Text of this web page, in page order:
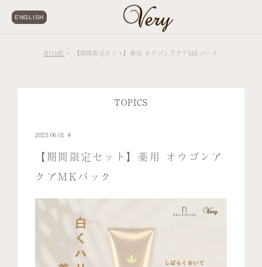
ENGLISH
HOME 【期間限定セット】薬用 オウゴンアクアMKパック
TOPICS
2023.06.01
【期間限定セット】薬用 オウゴンア
クアMKパック